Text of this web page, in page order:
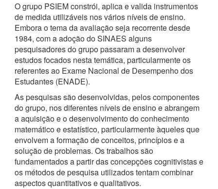
O grupo PSIEM constrói, aplica e valida instrumentos
de medida utilizáveis nos vários níveis de ensino.
Embora o tema da avaliação seja recorrente desde
1984, com a adoção do SINAES alguns
pesquisadores do grupo passaram a desenvolver
estudos focados nesta temática, particularmente os
referentes ao Exame Nacional de Desempenho dos
Estudantes (ENADE).
As pesquisas são desenvolvidas, pelos componentes
do grupo, nos diferentes níveis de ensino e abrangem
a aquisição e o desenvolvimento do conhecimento
matemático e estatístico, particularmente àqueles que
envolvem a formação de conceitos, princípios e a
solução de problemas. Os trabalhos são
fundamentados a partir das concepções cognitivistas e
os métodos de pesquisa utilizados tentam combinar
aspectos quantitativos e qualitativos.